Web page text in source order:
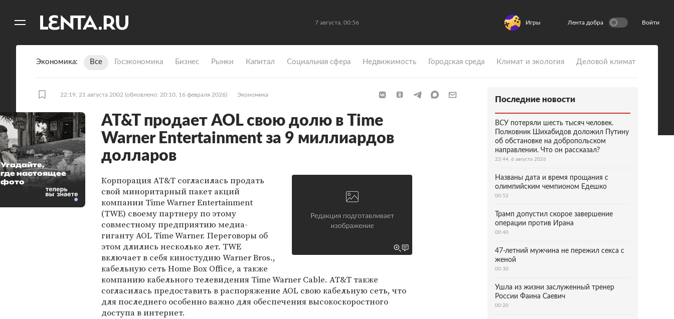
7 августа, 00:56 Игры Лента добра Войти
Экономика Все Госэкономика Бизнес Рынки Капитал Социальная сфера Недвижимость Городская среда Климат и экология Деловой климат
22:19, 21 августа 2002 (обновлено: 20:10, 16 февраля 2026) Экономика
AT&T продает AOL свою долю в Time
Warner Entertainment за 9 миллиардов
долларов
Корпорация AT&T согласилась продать
свой миноритарный пакет акций
компании Time Warner Entertainment
(TWE) своему партнеру по этому
совместному предприятию медиа-
гиганту AOL Time Warner. Переговоры об
этом длились несколько лет. TWE
включает в себя киностудию Warner Bros.,
кабельную сеть Home Box Office, а также
компанию кабельного телевидения Time Warner Cable. AT&T также
согласилась предоставить в распоряжение AOL свою кабельную сеть, что
для последнего особенно важно для обеспечения высокоскоростного
доступа в интернет.
Угадайте,
где настоящее
фото
Последние новости
ВСУ потеряли шесть тысяч человек.
Полковник Шихабидов доложил Путину
об обстановке на добропольском
направлении. Что он рассказал?
23:44, 6 августа 2026
Названы дата и время прощания с
олимпийским чемпионом Едешко
00:52
Трамп допустил скорое завершение
операции против Ирана
00:40
47-летний мужчина не пережил секса с
женой
00:30
Ушла из жизни заслуженный тренер
России Фаина Саевич
00:20